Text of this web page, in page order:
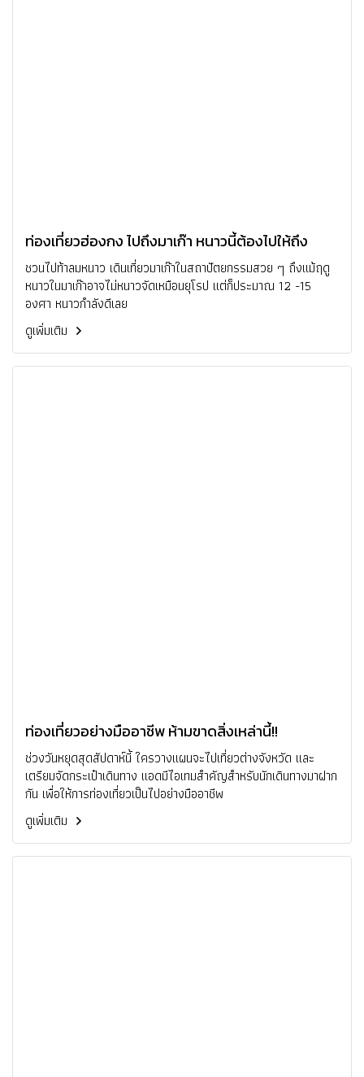
ท่องเที่ยวฮ่องกง ไปถึงมาเก๊า หนาวนี้ต้องไปให้ถึง
ชวนไปท้าลมหนาว เดินเที่ยวมาเก๊าในสถาปัตยกรรมสวย ๆ ถึงแม้ฤดู
หนาวในมาเก๊าอาจไม่หนาวจัดเหมือนยุโรป แต่ก็ประมาณ 12 -15
องศา หนาวกำลังดีเลย
ดูเพิ่มเติม
ท่องเที่ยวอย่างมืออาชีพ ห้ามขาดสิ่งเหล่านี้!!
ช่วงวันหยุดสุดสัปดาห์นี้ ใครวางแผนจะไปเที่ยวต่างจังหวัด และ
เตรียมจัดกระเป๋าเดินทาง แอดมีไอเทมสำคัญสำหรับนักเดินทางมาฝาก
กัน เพื่อให้การท่องเที่ยวเป็นไปอย่างมืออาชีพ
ดูเพิ่มเติม